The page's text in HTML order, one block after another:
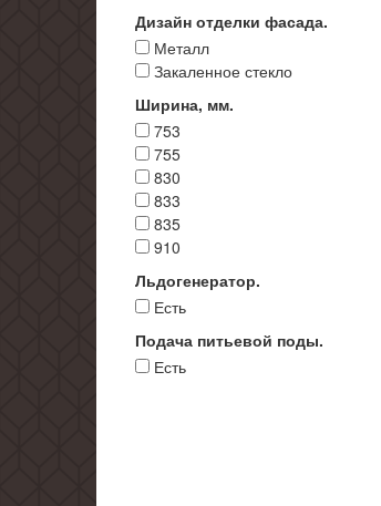
Дизайн отделки фасада.
Металл
Закаленное стекло
Ширина, мм.
753
755
830
833
835
910
Льдогенератор.
Есть
Подача питьевой поды.
Есть